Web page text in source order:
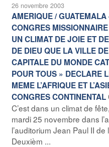
26 novembre 2003
AMERIQUE / GUATEMALA
CONGRES
UN CLIMAT DE JOIE ET
DE DIEU QUE LA VILLE
CAPITALE DU MONDE
POUR TOUS » DECLARE
MEME L’AFRIQUE ET
CONGRES CONTINENTAL
C’est dans un climat de
mardi 25 novembre dans
l’auditorium Jean Paul II
Deuxièm ...